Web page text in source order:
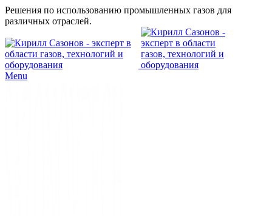
Решения по использованию промышленных газов для
различных отраслей.
Menu